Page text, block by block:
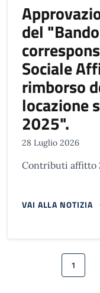
del
Sociale
rimborso
locazione
2025".
28 Luglio 2026
Contributi affitto
VAI ALLA NOTIZIA
Paginazione
Pagina
1